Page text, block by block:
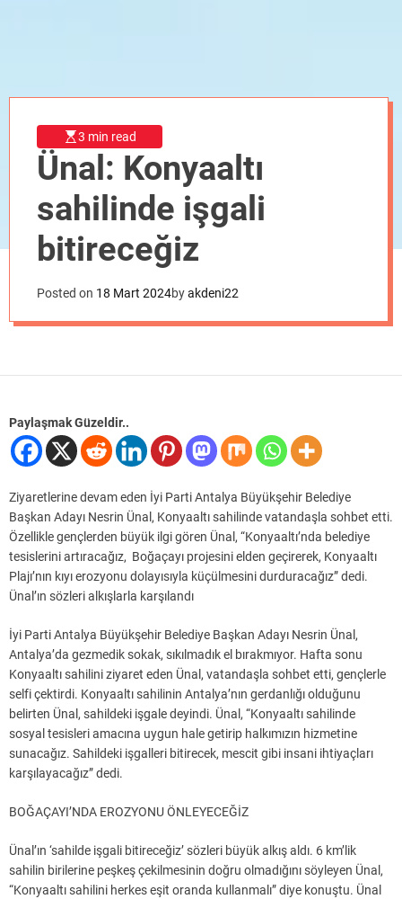
3 min read
Ünal: Konyaaltı
sahilinde işgali
bitireceğiz
Posted on 18 Mart 2024byakdeni22
Paylaşmak Güzeldir..
Ziyaretlerine devam eden İyi Parti Antalya Büyükşehir Belediye
Başkan Adayı Nesrin Ünal, Konyaaltı sahilinde vatandaşla sohbet etti.
Özellikle gençlerden büyük ilgi gören Ünal, “Konyaaltı’nda belediye
tesislerini artıracağız, Boğaçayı projesini elden geçirerek, Konyaaltı
Plajı’nın kıyı erozyonu dolayısıyla küçülmesini durduracağız” dedi.
Ünal’ın sözleri alkışlarla karşılandı
İyi Parti Antalya Büyükşehir Belediye Başkan Adayı Nesrin Ünal,
Antalya’da gezmedik sokak, sıkılmadık el bırakmıyor. Hafta sonu
Konyaaltı sahilini ziyaret eden Ünal, vatandaşla sohbet etti, gençlerle
selfi çektirdi. Konyaaltı sahilinin Antalya’nın gerdanlığı olduğunu
belirten Ünal, sahildeki işgale deyindi. Ünal, “Konyaaltı sahilinde
sosyal tesisleri amacına uygun hale getirip halkımızın hizmetine
sunacağız. Sahildeki işgalleri bitirecek, mescit gibi insani ihtiyaçları
karşılayacağız” dedi.
BOĞAÇAYI’NDA EROZYONU ÖNLEYECEĞİZ
Ünal’ın ‘sahilde işgali bitireceğiz’ sözleri büyük alkış aldı. 6 km’lik
sahilin birilerine peşkeş çekilmesinin doğru olmadığını söyleyen Ünal,
“Konyaaltı sahilini herkes eşit oranda kullanmalı” diye konuştu. Ünal